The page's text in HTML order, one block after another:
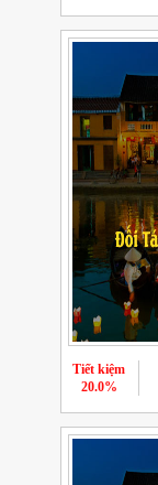
Tiết kiệm
20.0%